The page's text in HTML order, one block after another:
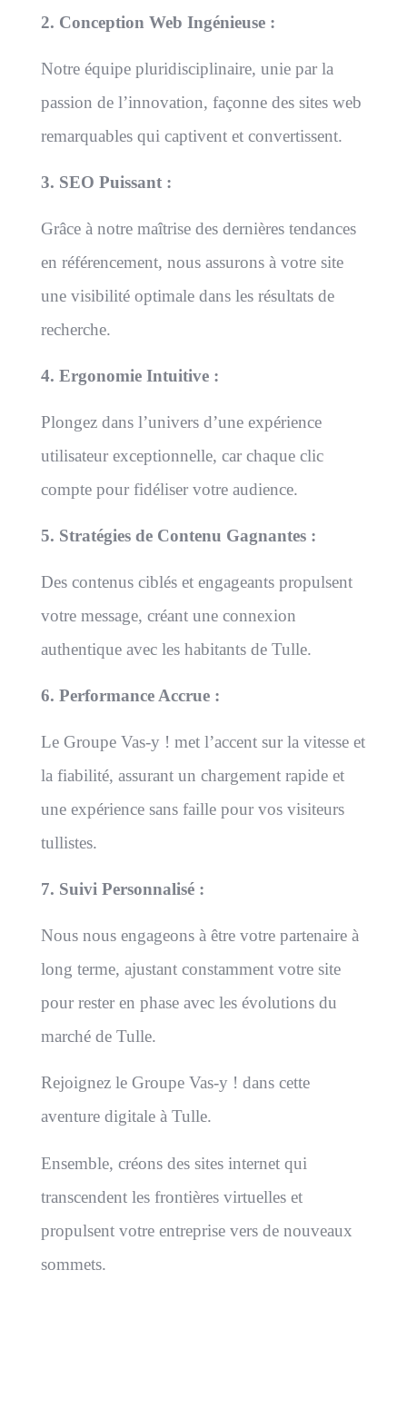
2. Conception Web Ingénieuse :
Notre équipe pluridisciplinaire, unie par la
passion de l’innovation, façonne des sites web
remarquables qui captivent et convertissent.
3. SEO Puissant :
Grâce à notre maîtrise des dernières tendances
en référencement, nous assurons à votre site
une visibilité optimale dans les résultats de
recherche.
4. Ergonomie Intuitive :
Plongez dans l’univers d’une expérience
utilisateur exceptionnelle, car chaque clic
compte pour fidéliser votre audience.
5. Stratégies de Contenu Gagnantes :
Des contenus ciblés et engageants propulsent
votre message, créant une connexion
authentique avec les habitants de Tulle.
6. Performance Accrue :
Le Groupe Vas-y ! met l’accent sur la vitesse et
la fiabilité, assurant un chargement rapide et
une expérience sans faille pour vos visiteurs
tullistes.
7. Suivi Personnalisé :
Nous nous engageons à être votre partenaire à
long terme, ajustant constamment votre site
pour rester en phase avec les évolutions du
marché de Tulle.
Rejoignez le Groupe Vas-y ! dans cette
aventure digitale à Tulle.
Ensemble, créons des sites internet qui
transcendent les frontières virtuelles et
propulsent votre entreprise vers de nouveaux
sommets.